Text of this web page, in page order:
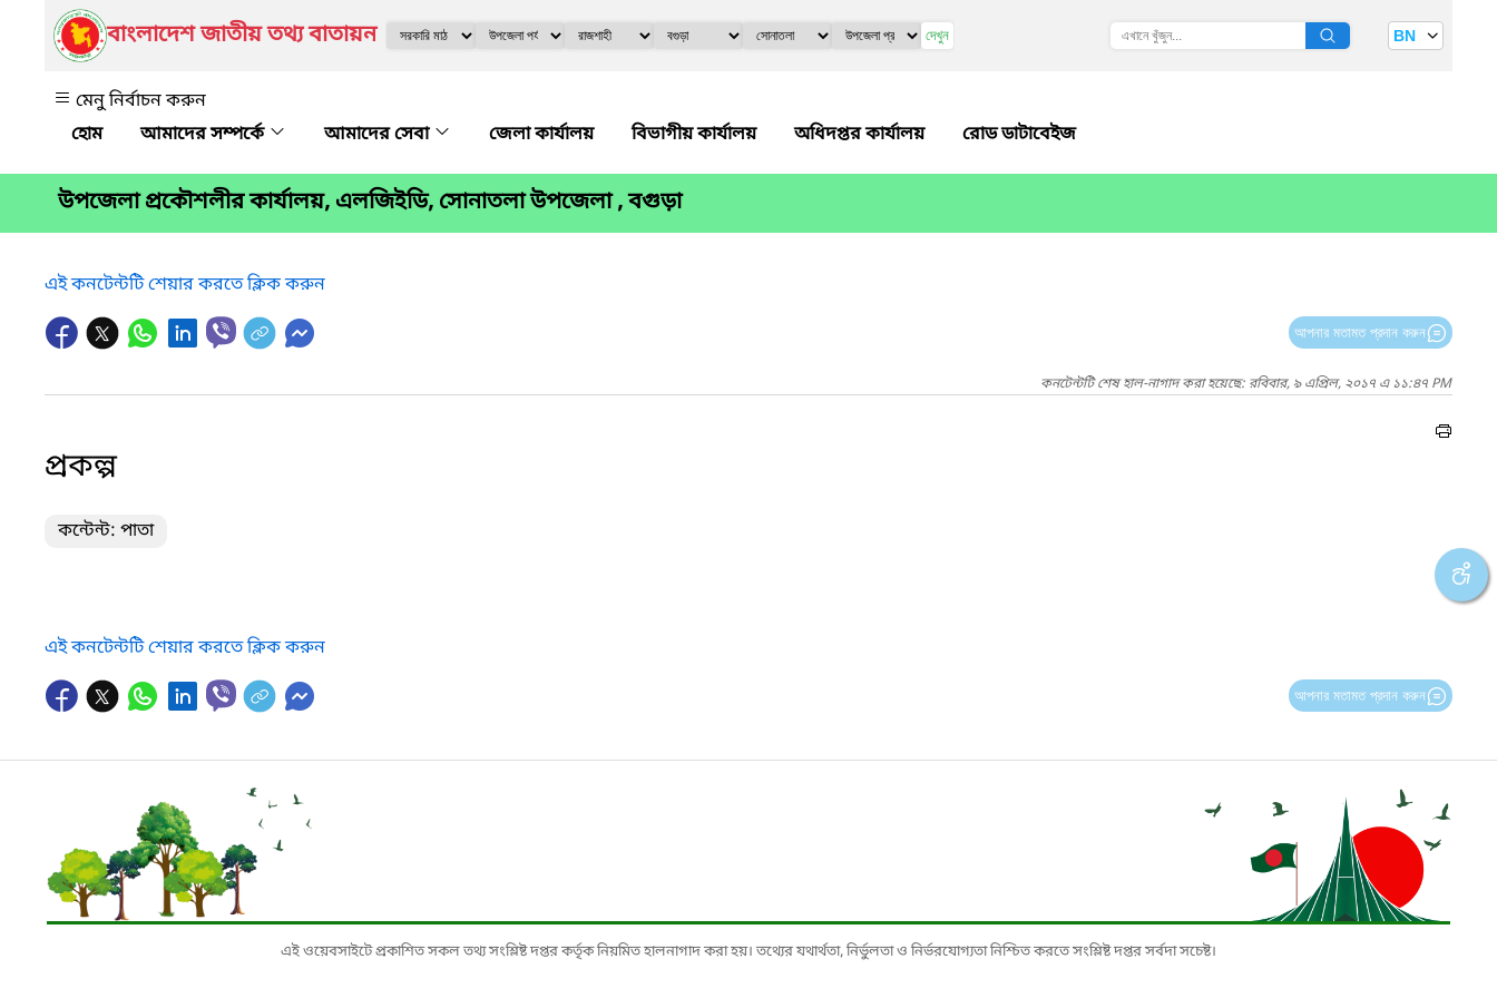
বাংলাদেশ জাতীয় তথ্য বাতায়ন দেখুন BN
মেনু নির্বাচন করুন
আমাদের সম্পর্কে
আমাদের সেবা জেলা কার্যালয় বিভাগীয় কার্যালয় অধিদপ্তর কার্যালয় রোড ডাটাবেইজ
উপজেলা প্রকৌশলীর কার্যালয়, এলজিইডি, সোনাতলা উপজেলা , বগুড়া
এই কনটেন্টটি শেয়ার করতে ক্লিক করুন
আপনার মতামত প্রদান করুন
কনটেন্টটি শেষ হাল-নাগাদ করা হয়েছে: রবিবার, ৯ এপ্রিল, ২০১৭ এ ১১:৪৭ PM
প্রকল্প
কন্টেন্ট: পাতা
এই কনটেন্টটি শেয়ার করতে ক্লিক করুন
আপনার মতামত প্রদান করুন
এই ওয়েবসাইটে প্রকাশিত সকল তথ্য সংশ্লিষ্ট দপ্তর কর্তৃক নিয়মিত হালনাগাদ করা হয়। তথ্যের যথার্থতা, নির্ভুলতা ও নির্ভরযোগ্যতা নিশ্চিত করতে সংশ্লিষ্ট দপ্তর সর্বদা সচেষ্ট।